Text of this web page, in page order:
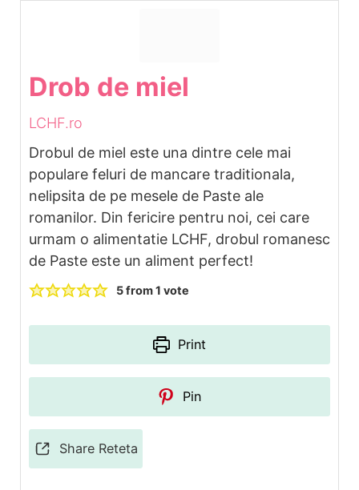
Drob de miel
LCHF.ro
Drobul de miel este una dintre cele mai
populare feluri de mancare traditionala,
nelipsita de pe mesele de Paste ale
romanilor. Din fericire pentru noi, cei care
urmam o alimentatie LCHF, drobul romanesc
de Paste este un aliment perfect!
5from 1 vote
Print
Pin
Share Reteta